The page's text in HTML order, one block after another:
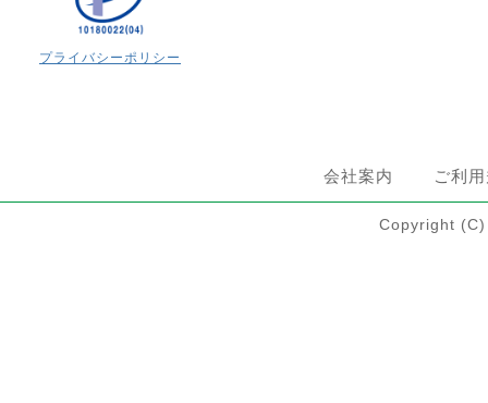
プライバシーポリシー
会社案内 ご利
Copyright